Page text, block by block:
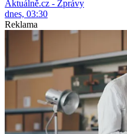
Aktuálně.cz - Zprávy
dnes, 03:30
Reklama